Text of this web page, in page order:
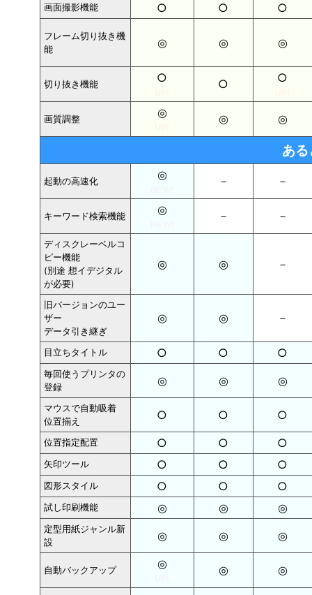
画面撮影機能 ○ ○ ○
フレーム切り抜き機
能
◎ ◎ ◎
切り抜き機能 ○ ○ ○
画質調整 ◎ ◎ ◎
あ
起動の高速化 ◎ － －
キーワード検索機能 ◎ － －
ディスクレーベルコ
ピー機能
(別途 想イデジタル
が必要)
◎ ◎ －
旧バージョンのユー
ザー
データ引き継ぎ
◎ ◎ －
目立ちタイトル ○ ○ ○
毎回使うプリンタの
登録
◎ ◎ ◎
マウスで自動吸着
位置揃え
○ ○ ○
位置指定配置 ○ ○ ○
矢印ツール ○ ○ ○
図形スタイル ○ ○ ○
試し印刷機能 ◎ ◎ ◎
定型用紙ジャンル新
設
◎ ◎ ◎
自動バックアップ ◎ ◎ ◎